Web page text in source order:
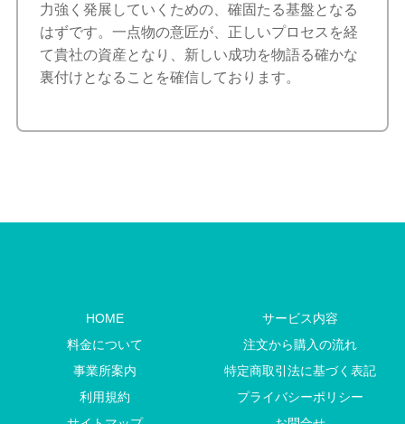
力強く発展していくための、確固たる基盤となる
はずです。一点物の意匠が、正しいプロセスを経
て貴社の資産となり、新しい成功を物語る確かな
裏付けとなることを確信しております。
HOME
サービス内容
料金について
注文から購入の流れ
事業所案内
特定商取引法に基づく表記
利用規約
プライバシーポリシー